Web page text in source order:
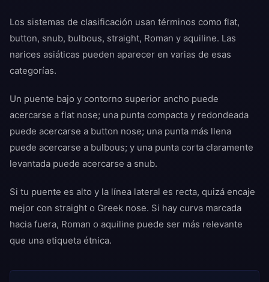
Los sistemas de clasificación usan términos como flat,
button, snub, bulbous, straight, Roman y aquiline. Las
narices asiáticas pueden aparecer en varias de esas
categorías.
Un puente bajo y contorno superior ancho puede
acercarse a flat nose; una punta compacta y redondeada
puede acercarse a button nose; una punta más llena
puede acercarse a bulbous; y una punta corta claramente
levantada puede acercarse a snub.
Si tu puente es alto y la línea lateral es recta, quizá encaje
mejor con straight o Greek nose. Si hay curva marcada
hacia fuera, Roman o aquiline puede ser más relevante
que una etiqueta étnica.